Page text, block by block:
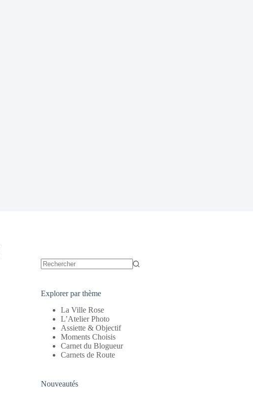
Explorer par thème
La Ville Rose
L’Atelier Photo
Assiette & Objectif
Moments Choisis
Carnet du Blogueur
Carnets de Route
Nouveautés